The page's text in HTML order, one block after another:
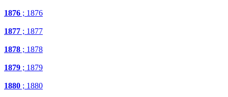
1876 ; 1876
1877 ; 1877
1878 ; 1878
1879 ; 1879
1880 ; 1880